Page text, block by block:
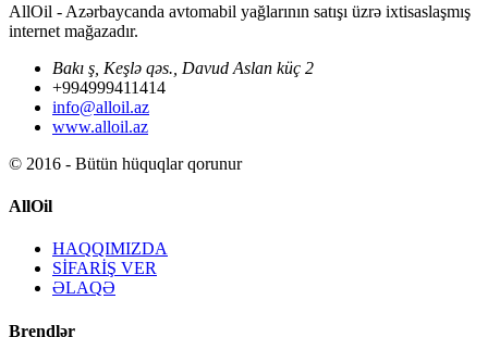
AllOil - Azərbaycanda avtomabil yağlarının satışı üzrə ixtisaslaşmış
internet mağazadır.
Bakı ş, Keşlə qəs., Davud Aslan küç 2
+994999411414
info@alloil.az
www.alloil.az
© 2016 - Bütün hüquqlar qorunur
AllOil
HAQQIMIZDA
SİFARİŞ VER
ƏLAQƏ
Brendlər